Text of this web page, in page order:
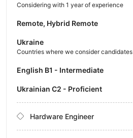
Considering with 1 year of experience
Remote, Hybrid Remote
Ukraine
Countries where we consider candidates
English B1 - Intermediate
Ukrainian C2 - Proficient
Hardware Engineer